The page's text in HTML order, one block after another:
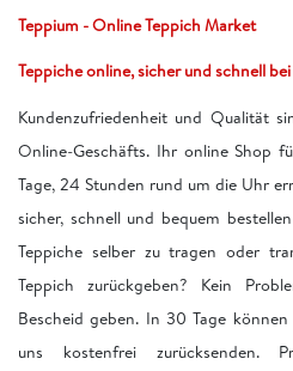
Teppium - Online Teppich Market
Teppiche online, sicher und schnell
Kundenzufriedenheit und Qualität
Online-Geschäfts. Ihr online Shop
Tage, 24 Stunden rund um die Uhr
sicher, schnell und bequem
Teppiche selber zu tragen oder
Teppich zurückgeben? Kein
Bescheid geben. In 30 Tage
uns kostenfrei zurücksenden.